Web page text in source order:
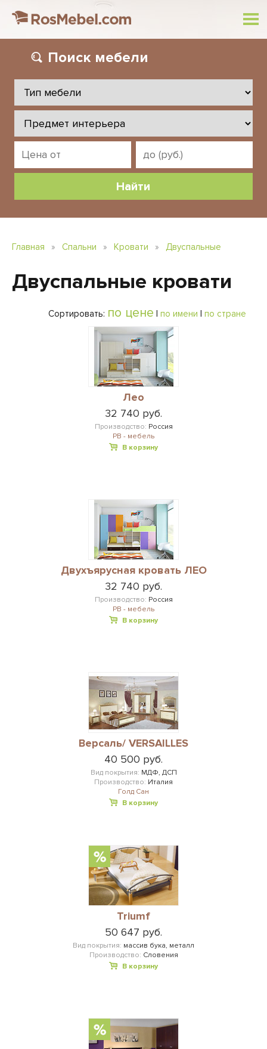
Поиск мебели
Главная » Спальни » Кровати » Двуспальные
Двуспальные кровати
Сортировать: по цене | по имени | по стране
Лео
32 740 руб.
Производство: Россия
РВ - мебель
В корзину
Двухъярусная кровать ЛЕО
32 740 руб.
Производство: Россия
РВ - мебель
В корзину
Версаль/ VERSAILLES
40 500 руб.
Вид покрытия: МДФ, ДСП
Производство: Италия
Голд Сан
В корзину
Triumf
50 647 руб.
Вид покрытия: массив бука, металл
Производство: Словения
В корзину